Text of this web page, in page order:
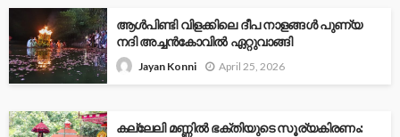
ആൾപിണ്ടി വിളക്കിലെ ദീപ നാളങ്ങൾ പുണ്യ
നദി അച്ചൻകോവിൽ ഏറ്റുവാങ്ങി
Jayan Konni April 25, 2026
കല്ലേലി മണ്ണില്‍ ഭക്തിയുടെ സൂര്യകിരണം: